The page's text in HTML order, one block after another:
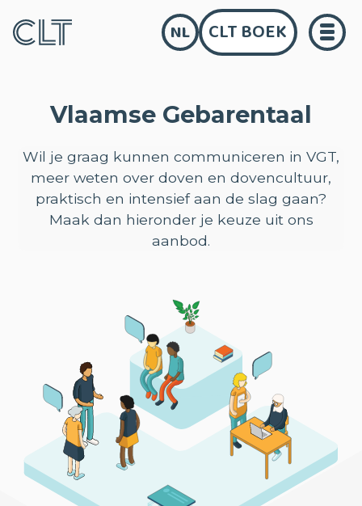
NL CLT BOEK
Vlaamse Gebarentaal
Wil je graag kunnen communiceren in VGT,
meer weten over doven en dovencultuur,
praktisch en intensief aan de slag gaan?
Maak dan hieronder je keuze uit ons
aanbod.